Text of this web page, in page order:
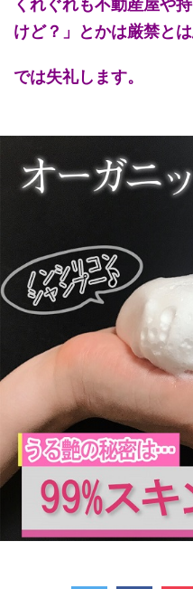
くれぐれも不動産屋や
けど？」とかは厳禁とは
では失礼します。